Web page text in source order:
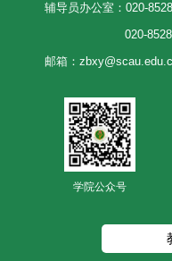
辅导员办公室：020-
020-
邮箱：
学院公众号